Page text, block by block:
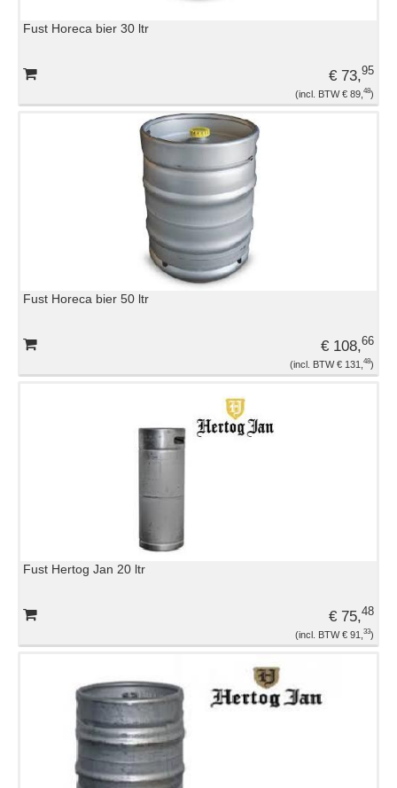
Fust Horeca bier 30 ltr
€ 73,95
€ 89, 48
Fust Horeca bier 50 ltr
€ 108,66
€ 131, 48
Fust Hertog Jan 20 ltr
€ 75,48
€ 91, 33